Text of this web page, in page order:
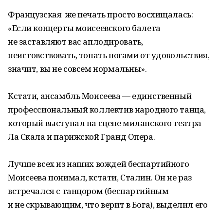
Французская же печать просто восхищалась:
«Если концерты моисеевского балета
не заставляют вас аплодировать,
неистовствовать, топать ногами от удовольствия,
значит, вы не совсем нормальны».
Кстати, ансамбль Моисеева — единственный
профессиональный коллектив народного танца,
который выступал на сцене миланского театра
Ла Скала и парижской Гранд Опера.
Лучше всех из наших вождей беспартийного
Моисеева понимал, кстати, Сталин. Он не раз
встречался с танцором (беспартийным
и не скрывающим, что верит в Бога), выделил его